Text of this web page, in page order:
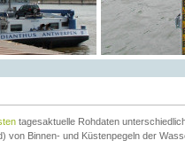
tagesaktuelle Rohdaten
von Binnen- und Küstenpegeln der